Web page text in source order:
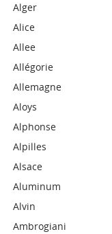
Alger
Alice
Allee
Allégorie
Allemagne
Aloys
Alphonse
Alpilles
Alsace
Aluminum
Alvin
Ambrogiani